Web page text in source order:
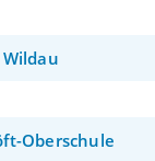
Oberschule